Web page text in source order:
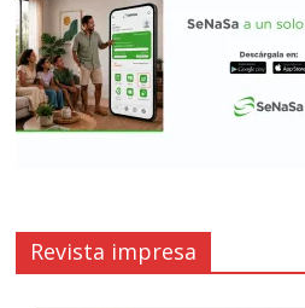
Revista impresa